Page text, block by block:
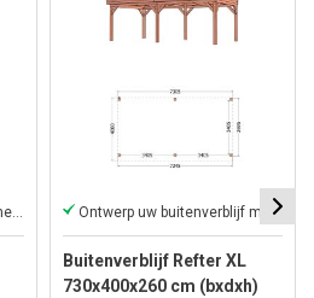
Ontwerp uw buitenverblijf met onze 3D-app! Ontwerp uw buitenverblijf met onze 3D-app!
Buitenverblijf Refter XL
730x400x260 cm (bxdxh)